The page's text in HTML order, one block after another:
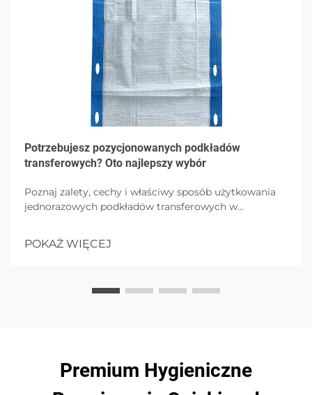
Potrzebujesz pozycjonowanych podkładów
transferowych? Oto najlepszy wybór
Poznaj zalety, cechy i właściwy sposób użytkowania
jednorazowych podkładów transferowych w
higienę, wygodę pacjenta i kontrolę zakażeń dzięki
opcjom o wysokim pochłanianiu.
POKAŻ WIĘCEJ
Premium Hygieniczne